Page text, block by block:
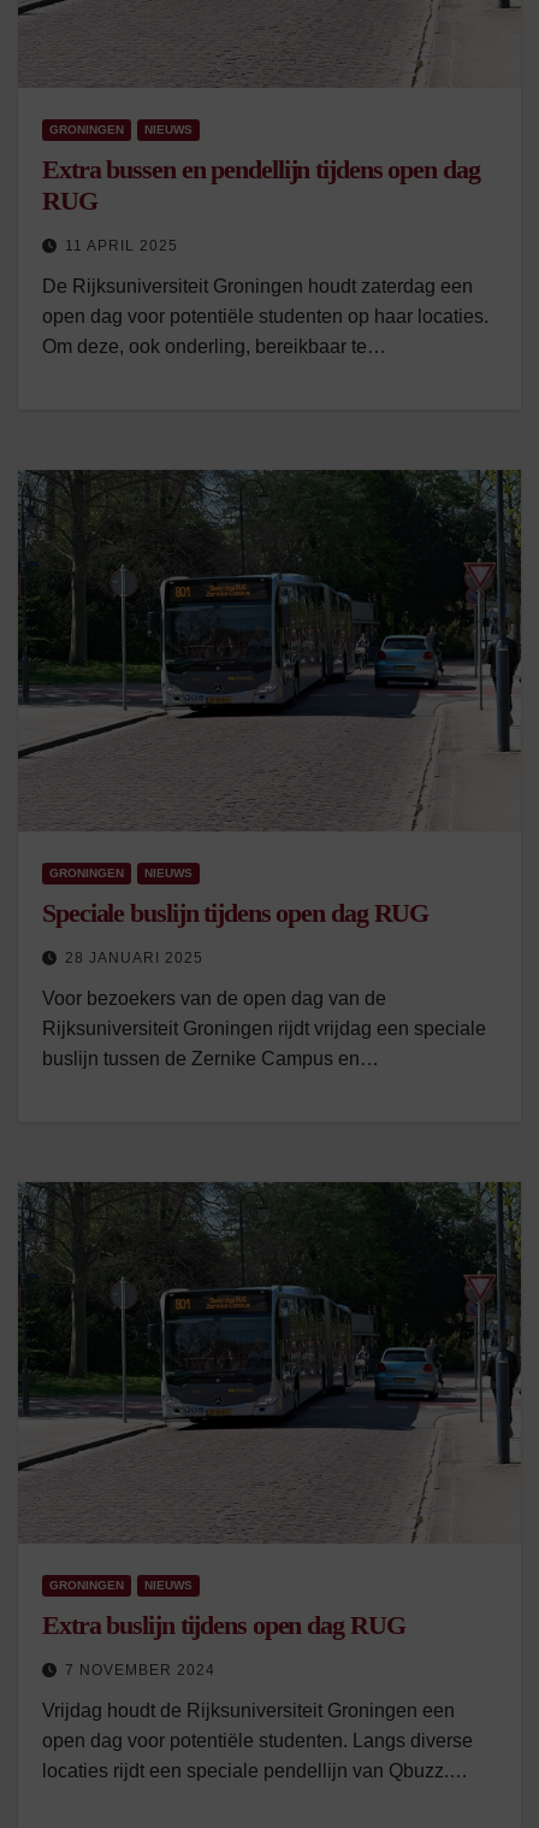
GRONINGEN NIEUWS
Extra bussen en pendellijn tijdens open dag
RUG
11 APRIL 2025
De Rijksuniversiteit Groningen houdt zaterdag een
open dag voor potentiële studenten op haar locaties.
Om deze, ook onderling, bereikbaar te…
GRONINGEN NIEUWS
Speciale buslijn tijdens open dag RUG
28 JANUARI 2025
Voor bezoekers van de open dag van de
Rijksuniversiteit Groningen rijdt vrijdag een speciale
buslijn tussen de Zernike Campus en…
GRONINGEN NIEUWS
Extra buslijn tijdens open dag RUG
7 NOVEMBER 2024
Vrijdag houdt de Rijksuniversiteit Groningen een
open dag voor potentiële studenten. Langs diverse
locaties rijdt een speciale pendellijn van Qbuzz.…